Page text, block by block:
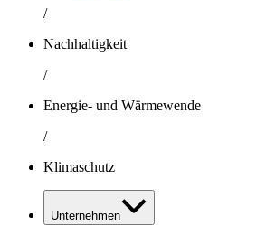
/
Nachhaltigkeit
/
Energie- und Wärmewende
/
Klimaschutz
Unternehmen